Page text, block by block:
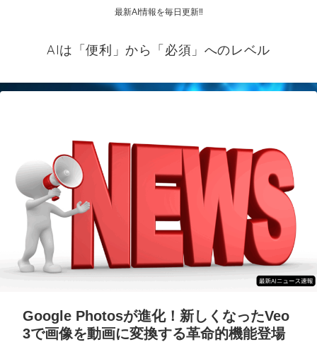
最新AI情報を毎日更新‼
AIは「便利」から「必須」へのレベル
Google Photosが進化！新しくなったVeo
3で画像を動画に変換する革命的機能登場